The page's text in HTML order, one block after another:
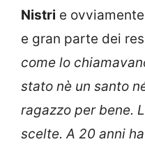
Nistri e
e gran parte dei
come lo
stato nè un santo
ragazzo per bene.
scelte. A 20 anni